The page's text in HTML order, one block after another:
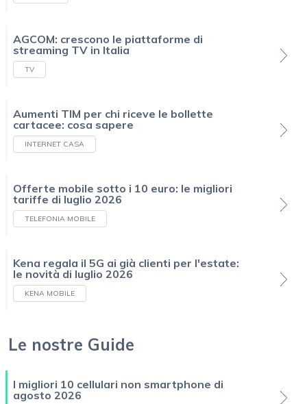
AGCOM: crescono le piattaforme di
streaming TV in Italia
TV
Aumenti TIM per chi riceve le bollette
cartacee: cosa sapere
INTERNET CASA
Offerte mobile sotto i 10 euro: le migliori
tariffe di luglio 2026
TELEFONIA MOBILE
Kena regala il 5G ai già clienti per l'estate:
le novità di luglio 2026
KENA MOBILE
Le nostre Guide
I migliori 10 cellulari non smartphone di
agosto 2026